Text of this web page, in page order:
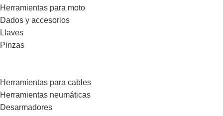
Herramientas para moto
Dados y accesorios
Llaves
Pinzas
Herramientas para cables
Herramientas neumáticas
Desarmadores